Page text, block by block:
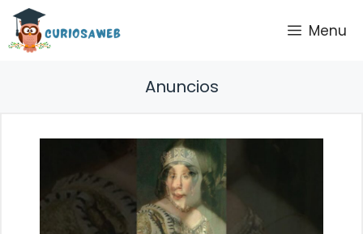
Saltar
contenido
Menu
Anuncios